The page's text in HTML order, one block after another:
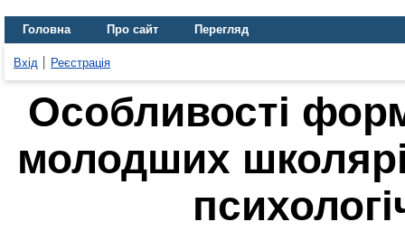
Головна Про сайт Перегляд
Вхід Реєстрація
Особливості
молодших